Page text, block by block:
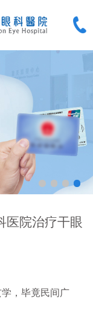
医院治疗干眼
，毕竟民间广